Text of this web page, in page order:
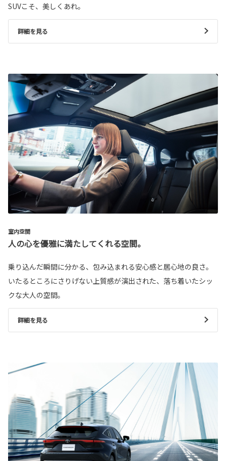
SUVこそ、美しくあれ。
詳細を見る
室内空間
人の心を優雅に満たしてくれる空間。
乗り込んだ瞬間に分かる、包み込まれる安心感と居心地の良さ。
いたるところにさりげない上質感が演出された、落ち着いたシッ
クな大人の空間。
詳細を見る